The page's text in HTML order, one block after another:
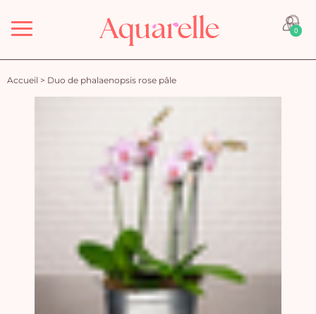
Menu 0
Accueil > Duo de phalaenopsis rose pâle